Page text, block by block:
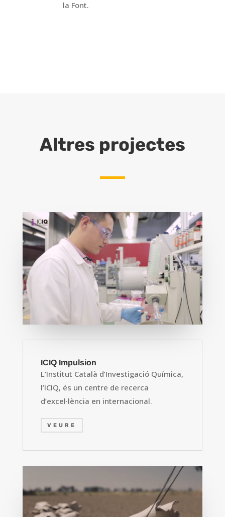
la Font.
Altres projectes
ICIQ Impulsion
L’Institut Català d’Investigació Química,
l’ICIQ, és un centre de recerca
d’excel·lència en internacional.
VEURE